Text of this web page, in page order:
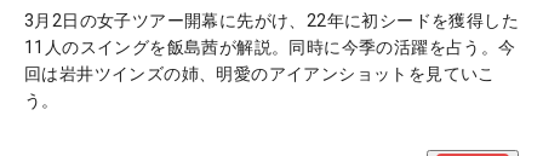
3月2日の女子ツアー開幕に先がけ、22年に初シードを獲得した
11人のスイングを飯島茜が解説。同時に今季の活躍を占う。今
回は岩井ツインズの姉、明愛のアイアンショットを見ていこ
う。